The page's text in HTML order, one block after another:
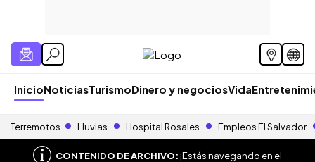
InicioNoticiasTurismoDinero y negociosVida
Terremotos Lluvias Hospital Rosales Empleos El Salvador
CONTENIDO DE ARCHIVO:¡Estás navegando en el